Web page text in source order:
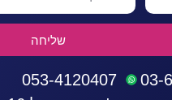
שליחה
03-
053-4120407